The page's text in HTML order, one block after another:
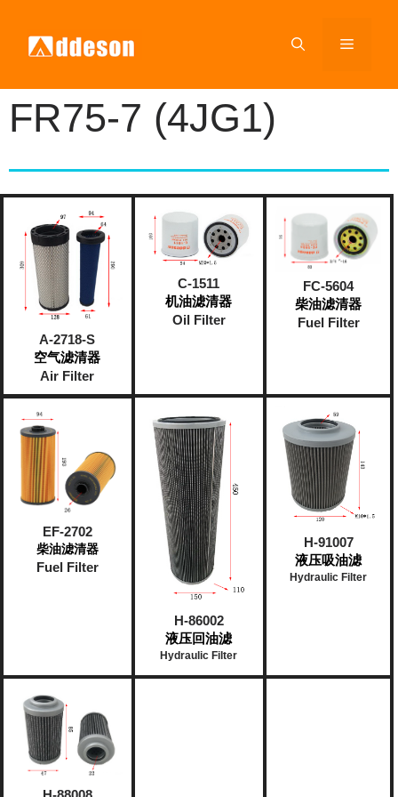
FR75-7 (4JG1)
A-2718-S
空气滤清器
Air Filter
C-1511
机油滤清器
Oil Filter
FC-5604
柴油滤清器
Fuel Filter
EF-2702
柴油滤清器
Fuel Filter
H-86002
液压回油滤
Hydraulic Filter
H-91007
液压吸油滤
Hydraulic Filter